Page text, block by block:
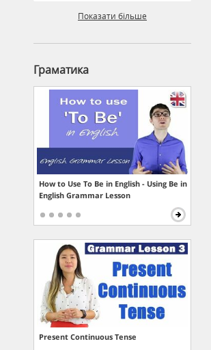
Показати більше
Граматика
How to Use To Be in English - Using Be in
English Grammar Lesson
Present Continuous Tense